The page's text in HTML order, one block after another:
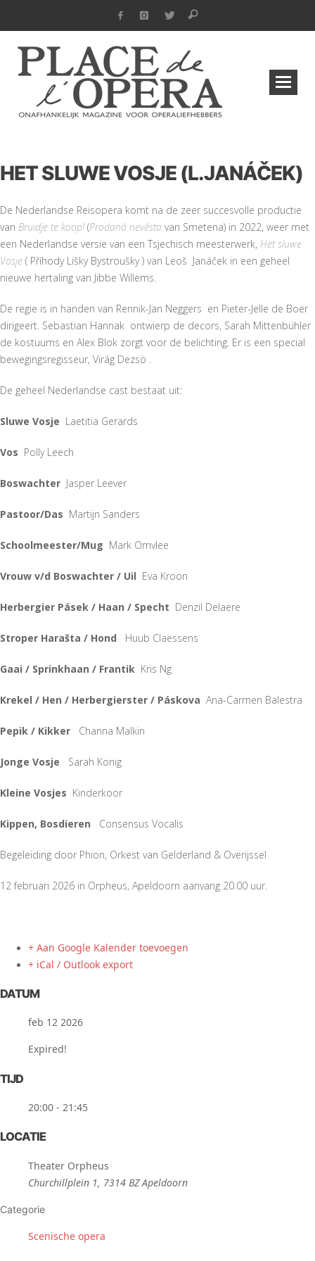
HET SLUWE VOSJE (L.JANÁČEK)
De Nederlandse Reisopera komt na de zeer succesvolle productie
van Bruidje te koop! (Prodaná nevěsta van Smetena) in 2022, weer met
een Nederlandse versie van een Tsjechisch meesterwerk, Het sluwe
Vosje ( Příhody Lišky Bystroušky ) van Leoš Janáček in een geheel
nieuwe hertaling van Jibbe Willems.
De regie is in handen van Rennik-Jan Neggers en Pieter-Jelle de Boer
dirigeert. Sebastian Hannak ontwierp de decors, Sarah Mittenbühler
de kostuums en Alex Blok zorgt voor de belichting. Er is een special
bewegingsregisseur, Virág Dezsö .
De geheel Nederlandse cast bestaat uit:
Sluwe Vosje Laetitia Gerards
Vos Polly Leech
Boswachter Jasper Leever
Pastoor/Das Martijn Sanders
Schoolmeester/Mug Mark Omvlee
Vrouw v/d Boswachter / Uil Eva Kroon
Herbergier Pásek / Haan / Specht Denzil Delaere
Stroper Harašta / Hond Huub Claessens
Gaai / Sprinkhaan / Frantik Kris Ng
Krekel / Hen / Herbergierster / Páskova Ana-Carmen Balestra
Pepik / Kikker Channa Malkin
Jonge Vosje Sarah Konig
Kleine Vosjes Kinderkoor
Kippen, Bosdieren Consensus Vocalis
Begeleiding door Phion, Orkest van Gelderland & Overijssel
12 februari 2026 in Orpheus, Apeldoorn aanvang 20.00 uur.
+ Aan Google Kalender toevoegen
+ iCal / Outlook export
DATUM
feb 12 2026
Expired!
TIJD
20:00 - 21:45
LOCATIE
Theater Orpheus
Churchillplein 1, 7314 BZ Apeldoorn
Categorie
Scenische opera